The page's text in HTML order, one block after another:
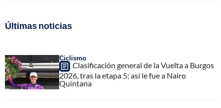
Últimas noticias
Ciclismo
Clasificación general de la Vuelta a Burgos
2026, tras la etapa 5; así le fue a Nairo
Quintana